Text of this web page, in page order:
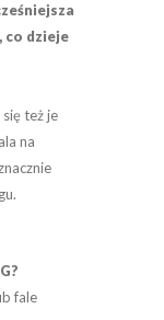
fale
co dzieje
się też je
na